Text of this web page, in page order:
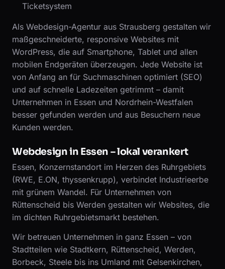
Ticketsystem
Als Webdesign-Agentur aus Strausberg gestalten wir
maßgeschneiderte, responsive Websites mit
WordPress, die auf Smartphone, Tablet und allen
mobilen Endgeräten überzeugen. Jede Website ist
von Anfang an für Suchmaschinen optimiert (SEO)
und auf schnelle Ladezeiten getrimmt – damit
Unternehmen in Essen und Nordrhein-Westfalen
besser gefunden werden und aus Besuchern neue
Kunden werden.
Webdesign in Essen – lokal verankert
Essen, Konzernstandort im Herzen des Ruhrgebiets
(RWE, E.ON, thyssenkrupp), verbindet Industrieerbe
mit grünem Wandel. Für Unternehmen von
Rüttenscheid bis Werden gestalten wir Websites, die
im dichten Ruhrgebietsmarkt bestehen.
Wir betreuen Unternehmen in ganz Essen – von
Stadtteilen wie Stadtkern, Rüttenscheid, Werden,
Borbeck, Steele bis ins Umland mit Gelsenkirchen,